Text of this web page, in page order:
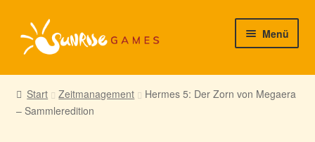
Zur
Navigation
Zum
Inhalt
Menü
► Startseite
► Neuigkeiten von uns
Start Zeitmanagement
Hermes 5: Der Zorn von Megaera
– Sammleredition